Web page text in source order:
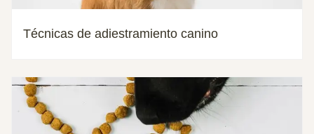
Técnicas de adiestramiento canino